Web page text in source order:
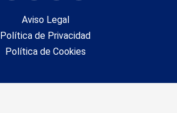
Aviso Legal
Política de Privacidad
Política de Cookies